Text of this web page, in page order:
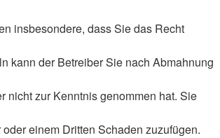
insbesondere, dass Sie das Recht
kann der Betreiber Sie nach Abmahnung
nicht zur Kenntnis genommen hat. Sie
einem Dritten Schaden zuzufügen.